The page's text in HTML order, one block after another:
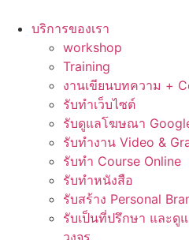
บริการของเรา
workshop
Training
งานเขียนบทความ +
รับทำเว็บไซต์
รับดูแลโฆษณา
รับทำงาน Video &
รับทำ Course Online
รับทำหนังสือ
รับสร้าง Personal
รับเป็นที่ปรึกษา และดู
วงจร